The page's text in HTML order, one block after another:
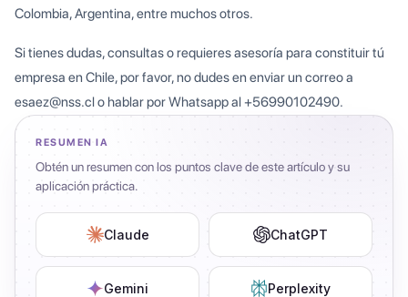
Colombia, Argentina, entre muchos otros.
Si tienes dudas, consultas o requieres asesoría para constituir tú
empresa en Chile, por favor, no dudes en enviar un correo a
esaez@nss.cl o hablar por Whatsapp al +56990102490.
RESUMEN IA
Obtén un resumen con los puntos clave de este artículo y su
aplicación práctica.
Claude ChatGPT
Gemini Perplexity